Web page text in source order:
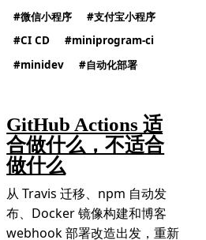
微信小程序
支付宝小程序
CI CD
miniprogram-ci
minidev
自动化部署
GitHub Actions 适
合做什么，不适合
做什么
从 Travis 迁移、npm 自动发
布、Docker 镜像构建和博客
webhook 部署改造出发，重新